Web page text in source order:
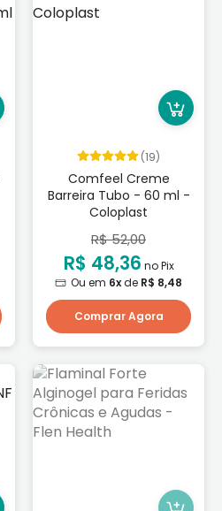
(19)
Comfeel Creme
Barreira Tubo - 60 ml -
Coloplast
R$ 52,00
R$ 48,36 no Pix
Ou em 6xde R$ 8,48
Comprar Agora